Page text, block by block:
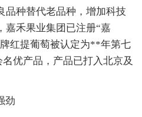
品种替代老品种，增加科技
嘉禾果业集团已注册“嘉
红提葡萄被认定为**年第七
优产品，产品已打入北京及
劲